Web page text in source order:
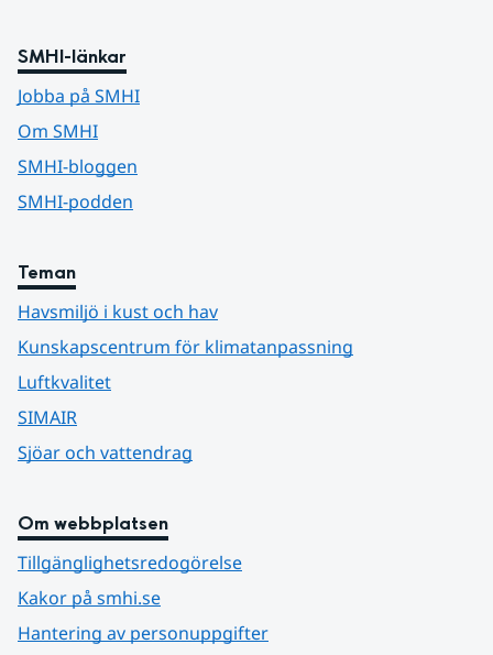
SMHI-länkar
Jobba på SMHI
Om SMHI
SMHI-bloggen
SMHI-podden
Teman
Havsmiljö i kust och hav
Kunskapscentrum för klimatanpassning
Luftkvalitet
SIMAIR
Sjöar och vattendrag
Om webbplatsen
Tillgänglighetsredogörelse
Kakor på smhi.se
Hantering av personuppgifter